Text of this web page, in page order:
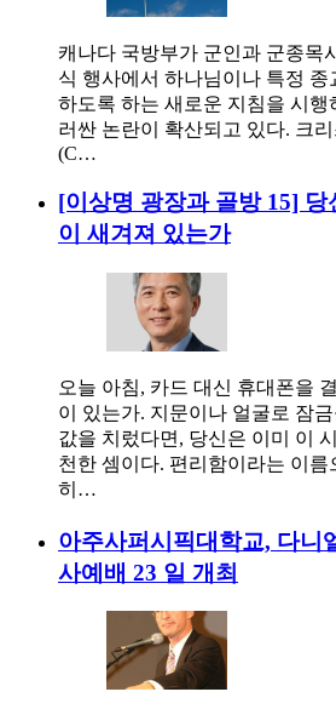
캐나다 국방부가 군인과 군종목
식 행사에서 하나님이나 특정
하도록 하는 새로운 지침을 시행
러싼 논란이 확산되고 있다. 크
(C…
[이상명 광장과 골방 15] 당
이 새겨져 있는가
오늘 아침, 카드 대신 휴대폰을
이 있는가. 지문이나 얼굴로 잠
값을 치렀다면, 당신은 이미 이
천한 셈이다. 편리함이라는 이름
히…
아주사퍼시픽대학교, 다니
사예배 23 일 개최